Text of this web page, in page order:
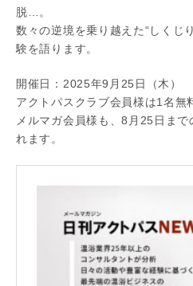
脱…。
数々の逆境を乗り越えた“しくじ
験を語ります。
開催日：2025年9月25日（木）
アクトパスクラブ会員様は1名無
メルマガ会員様も、8月25日ま
れます。